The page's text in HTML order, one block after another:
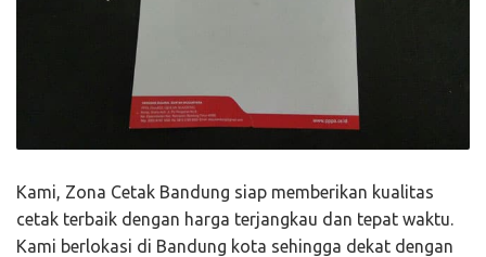
Kami, Zona Cetak Bandung siap memberikan kualitas
cetak terbaik dengan harga terjangkau dan tepat waktu.
Kami berlokasi di Bandung kota sehingga dekat dengan